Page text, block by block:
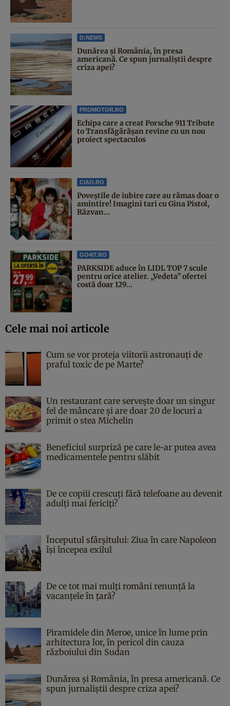
D:NEWS
Dunărea și România, în presa
americană. Ce spun jurnaliștii despre
criza apei?
PROMOTOR.RO
Echipa care a creat Porsche 911 Tribute
to Transfăgărășan revine cu un nou
proiect spectaculos
CIAO.RO
Poveştile de iubire care au rămas doar o
amintire! Imagini tari cu Gina Pistol,
Răzvan...
GO4IT.RO
PARKSIDE aduce în LIDL TOP 7 scule
pentru orice atelier. „Vedeta” ofertei
costă doar 129...
Cele mai noi articole
Cum se vor proteja viitorii astronauți de
praful toxic de pe Marte?
Un restaurant care servește doar un singur
fel de mâncare și are doar 20 de locuri a
primit o stea Michelin
Beneficiul surpriză pe care le-ar putea avea
medicamentele pentru slăbit
De ce copiii crescuți fără telefoane au devenit
adulți mai fericiți?
Începutul sfârşitului: Ziua în care Napoleon
îşi începea exilul
De ce tot mai mulți români renunță la
vacanțele în țară?
Piramidele din Meroe, unice în lume prin
arhitectura lor, în pericol din cauza
războiului din Sudan
Dunărea și România, în presa americană. Ce
spun jurnaliștii despre criza apei?